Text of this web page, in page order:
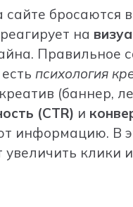
бросаются в
на
Правильное
психология
(баннер,
(CTR) и
информацию. В
клики